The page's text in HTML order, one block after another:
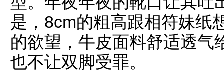
是，8cm的粗高跟相符妹纸
的欲望，牛皮面料舒适透气
也不让双脚受罪。